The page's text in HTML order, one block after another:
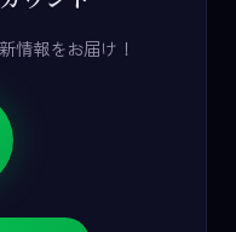
情報をお届け！